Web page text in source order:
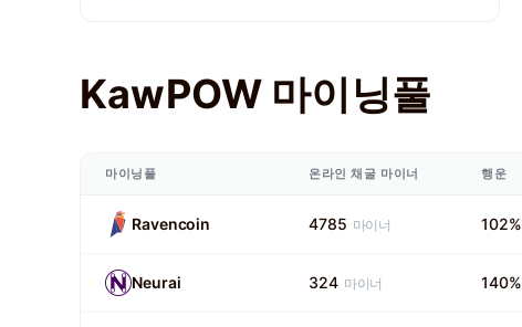
KawPOW 마이닝풀
마이닝풀 온라인 채굴 마이너 행운
Ravencoin 4785 마이너 102%
Neurai 324 마이너 140%